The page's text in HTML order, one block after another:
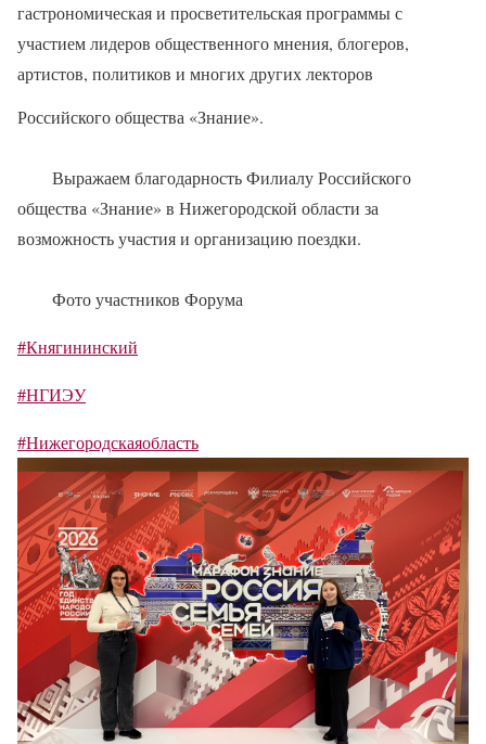
гастрономическая и просветительская программы с
участием лидеров общественного мнения, блогеров,
артистов, политиков и многих других лекторов
Российского общества «Знание».
Выражаем благодарность Филиалу Российского
общества «Знание» в Нижегородской области за
возможность участия и организацию поездки.
Фото участников Форума
#Княгининский
#НГИЭУ
#Нижегородскаяобласть